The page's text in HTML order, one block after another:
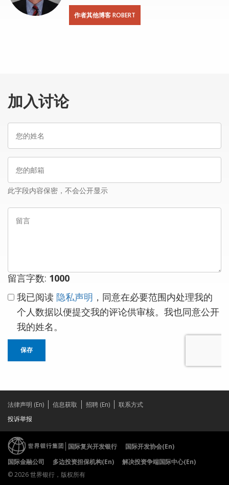
作者其他博客 ROBERT
加入讨论
邮
此字段内容保密，不会公开显示
留言字数: 1000
我已阅读 隐私声明 ，同意在必要范围内处理我的
个人数据以便提交我的评论供审核。我也同意公开
我的姓名。
保存
法律声明 (En) 信息获取 招聘 (En)
联系方式
投诉举报
国际复兴开发银行
国际开发协会(En)
国际金融公司
多边投资担保机构(En)
解决投资争端国际中心(En)
© 2026 世界银行，版权所有